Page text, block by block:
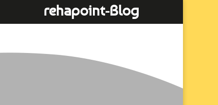
rehapoint-Blog